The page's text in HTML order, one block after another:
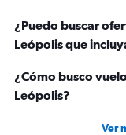
¿Puedo buscar
Leópolis que
¿Cómo busco
Leópolis?
Ver